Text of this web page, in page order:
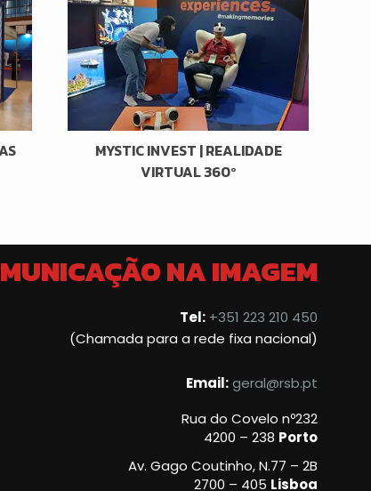
MYSTIC INVEST | REALIDADE
VIRTUAL 360º
NA IMAGEM
Tel: +351 223 210 450
(Chamada para a rede fixa nacional)
Email:geral@rsb.pt
Rua do Covelo nº232
4200 – 238 Porto
Av. Gago Coutinho, N.77 – 2B
2700 – 405 Lisboa